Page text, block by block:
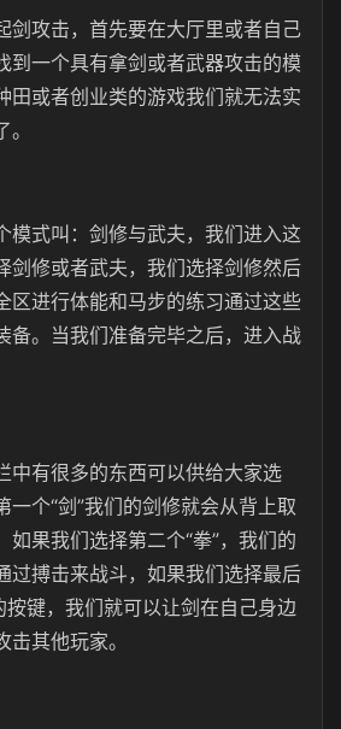
剑攻击，首先要在大厅里或者自己
到一个具有拿剑或者武器攻击的模
田或者创业类的游戏我们就无法实
模式叫：剑修与武夫，我们进入这
剑修或者武夫，我们选择剑修然后
区进行体能和马步的练习通过这些
备。当我们准备完毕之后，进入战
中有很多的东西可以供给大家选
一个“剑”我们的剑修就会从背上取
如果我们选择第二个“拳”，我们的
过搏击来战斗，如果我们选择最后
按键，我们就可以让剑在自己身边
其他玩家。